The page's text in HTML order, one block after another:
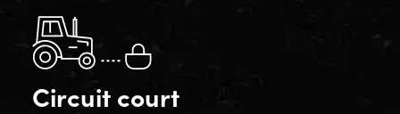
Circuit court